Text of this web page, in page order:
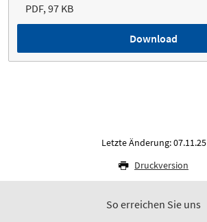
PDF, 97 KB
Download
Letzte Änderung: 07.11.25
Druckversion
So erreichen Sie uns